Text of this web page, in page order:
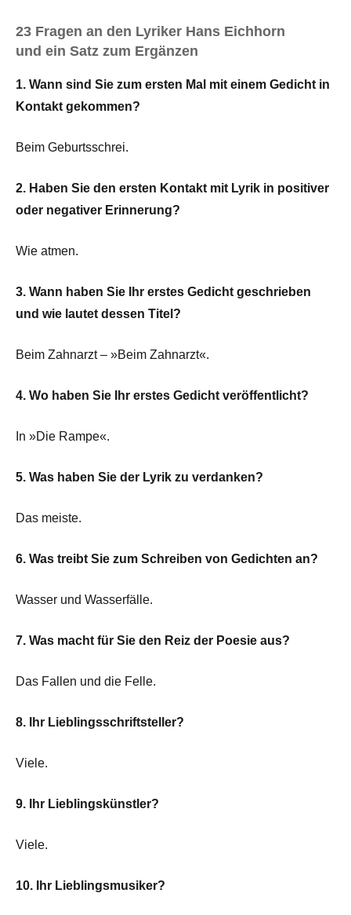
23 Fragen an den Lyriker Hans Eichhorn
und ein Satz zum Ergänzen
1. Wann sind Sie zum ersten Mal mit einem Gedicht in
Kontakt gekommen?
Beim Geburtsschrei.
2. Haben Sie den ersten Kontakt mit Lyrik in positiver
oder negativer Erinnerung?
Wie atmen.
3. Wann haben Sie Ihr erstes Gedicht geschrieben
und wie lautet dessen Titel?
Beim Zahnarzt – »Beim Zahnarzt«.
4. Wo haben Sie Ihr erstes Gedicht veröffentlicht?
In »Die Rampe«.
5. Was haben Sie der Lyrik zu verdanken?
Das meiste.
6. Was treibt Sie zum Schreiben von Gedichten an?
Wasser und Wasserfälle.
7. Was macht für Sie den Reiz der Poesie aus?
Das Fallen und die Felle.
8. Ihr Lieblingsschriftsteller?
Viele.
9. Ihr Lieblingskünstler?
Viele.
10. Ihr Lieblingsmusiker?